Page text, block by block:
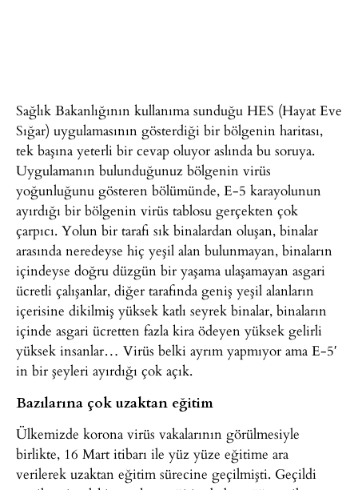
Sağlık Bakanlığının kullanıma sunduğu HES (Hayat Eve
Sığar) uygulamasının gösterdiği bir bölgenin haritası,
tek başına yeterli bir cevap oluyor aslında bu soruya.
Uygulamanın bulunduğunuz bölgenin virüs
yoğunluğunu gösteren bölümünde, E-5 karayolunun
ayırdığı bir bölgenin virüs tablosu gerçekten çok
çarpıcı. Yolun bir tarafı sık binalardan oluşan, binalar
arasında neredeyse hiç yeşil alan bulunmayan, binaların
içindeyse doğru düzgün bir yaşama ulaşamayan asgari
ücretli çalışanlar, diğer tarafında geniş yeşil alanların
içerisine dikilmiş yüksek katlı seyrek binalar, binaların
içinde asgari ücretten fazla kira ödeyen yüksek gelirli
yüksek insanlar… Virüs belki ayrım yapmıyor ama E-5′
in bir şeyleri ayırdığı çok açık.
Bazılarına çok uzaktan eğitim
Ülkemizde korona virüs vakalarının görülmesiyle
birlikte, 16 Mart itibarı ile yüz yüze eğitime ara
verilerek uzaktan eğitim sürecine geçilmişti. Geçildi